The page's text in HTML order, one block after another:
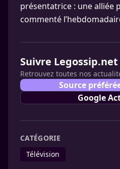
présentatrice : une alliée
commenté
Suivre Legossip.net
Retrouvez toutes nos
Source
Google
CATÉGORIE
Télévision